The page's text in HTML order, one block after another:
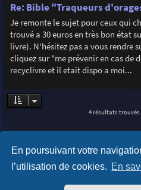
En poursuivant votre
l’utilisation de cookies. En
Re: Bible "Traqueurs
Je remonte le sujet pour ceux qui
trouvé a 30 euros en très bon état
livre). N'hésitez pas a vous rendre
cliquez sur "me prévenir en cas de
recyclivre et il etait dispo a moi...
4 résultats trouvés
Accueil Index du forum
Purplexion style